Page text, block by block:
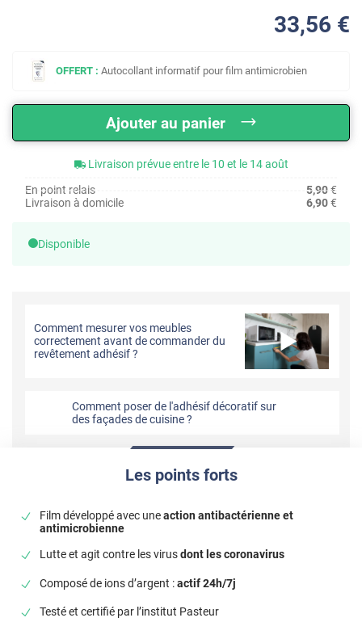
33,56 €
OFFERT :Autocollant informatif pour film antimicrobien
Ajouter au panier
Livraison prévue entre le 10 et le 14 août
En point relais
5,90€
Livraison à domicile
6,90€
Disponible
Comment mesurer vos meubles
correctement avant de commander du
revêtement adhésif ?
Comment poser de l'adhésif décoratif sur
des façades de cuisine ?
Les points forts
Film développé avec uneaction antibactérienne et
antimicrobienne
Lutte et agit contre les virusdont les coronavirus
Composé de ions d’argent :actif 24h/7j
Testé et certifié par l’institut Pasteur